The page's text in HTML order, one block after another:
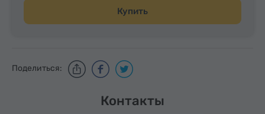
Купить
Поделиться:
Контакты